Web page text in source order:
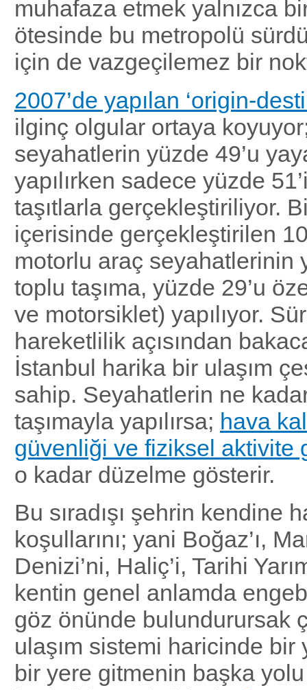
muhafaza etmek yalnızca
ötesinde bu metropolü
için de vazgeçilemez bir
2007’de yapılan ‘origin-
ilginç olgular ortaya
seyahatlerin yüzde 49’u
yapılırken sadece yüzde
taşıtlarla gerçekleştiriliyor.
içerisinde gerçekleştirilen
motorlu araç seyahatlerinin
toplu taşıma, yüzde 29’u
ve motorsiklet) yapılıyor.
hareketlilik açısından
İstanbul harika bir ulaşım
sahip. Seyahatlerin ne
taşımayla yapılırsa; hava
güvenliği ve fiziksel aktivite
o kadar düzelme gösterir.
Bu sıradışı şehrin kendine
koşullarını; yani Boğaz’ı,
Denizi’ni, Haliç’i, Tarihi
kentin genel anlamda
göz önünde bulundurursak
ulaşım sistemi haricinde bir
bir yere gitmenin başka